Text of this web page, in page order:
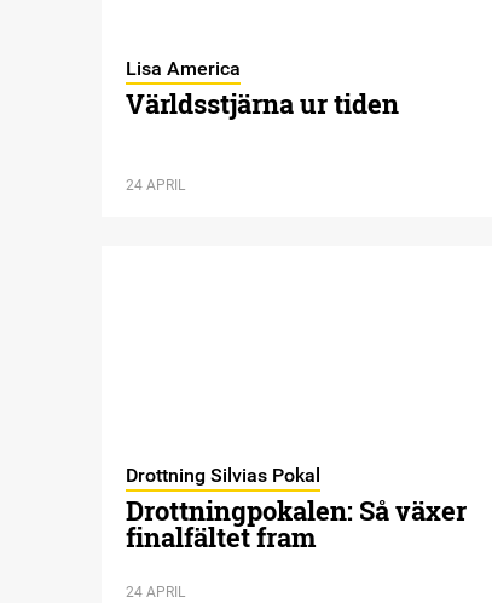
Lisa America
Världsstjärna ur tiden
24 APRIL
Drottning Silvias Pokal
Drottningpokalen: Så växer
finalfältet fram
24 APRIL